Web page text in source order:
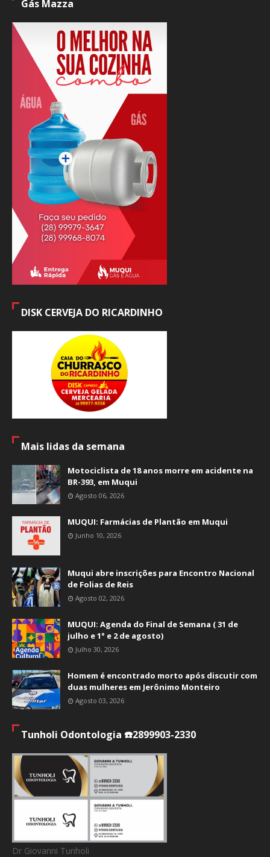
Gás Mazza
DISK CERVEJA DO RICARDINHO
Mais lidas da semana
Motociclista de 18 anos morre em acidente na
BR-393, em Muqui
Agosto 06, 2026
MUQUI: Farmácias de Plantão em Muqui
Junho 10, 2026
Muqui abre inscrições para Encontro Nacional
de Folias de Reis
Agosto 02, 2026
MUQUI: Agenda do Final de Semana ( 31 de
julho e 1° e 2 de agosto)
Julho 30, 2026
Homem é encontrado morto após discutir com
duas mulheres em Jerônimo Monteiro
Agosto 03, 2026
Tunholi Odontologia ☎️2899903-2330
Dr Giovanni Tunholi